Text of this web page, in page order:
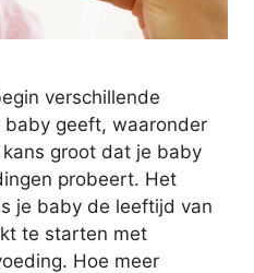
verschillende
geeft, waaronder
groot dat je baby
probeert. Het
je baby de leeftijd van
te starten met
Hoe meer